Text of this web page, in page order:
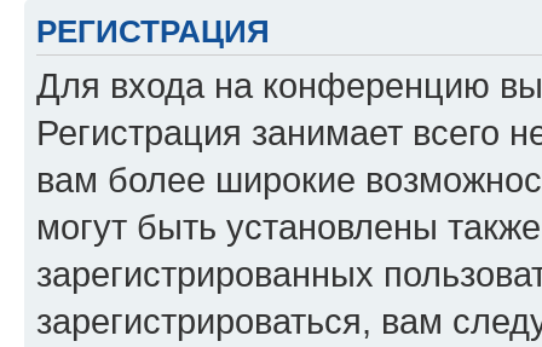
РЕГИСТРАЦИЯ
Для входа на конференцию
Регистрация занимает всего
вам более широкие
могут быть установлены
зарегистрированных
зарегистрироваться, вам